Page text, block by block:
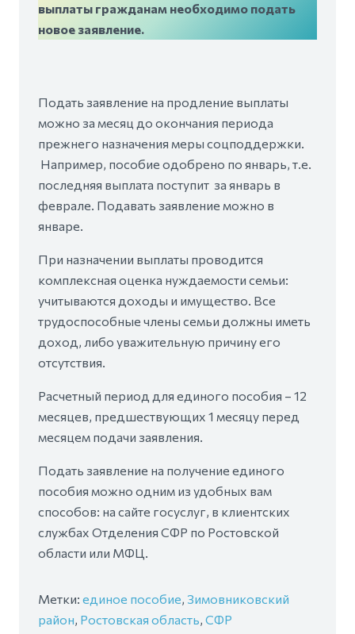
выплаты гражданам необходимо подать
новое заявление.
Подать заявление на продление выплаты
можно за месяц до окончания периода
прежнего назначения меры соцподдержки.
Например, пособие одобрено по январь, т.е.
последняя выплата поступит за январь в
феврале. Подавать заявление можно в
январе.
При назначении выплаты проводится
комплексная оценка нуждаемости семьи:
учитываются доходы и имущество. Все
трудоспособные члены семьи должны иметь
доход, либо уважительную причину его
отсутствия.
Расчетный период для единого пособия – 12
месяцев, предшествующих 1 месяцу перед
месяцем подачи заявления.
Подать заявление на получение единого
пособия можно одним из удобных вам
способов: на сайте госуслуг, в клиентских
службах Отделения СФР по Ростовской
области или МФЦ.
Метки: единое пособие, Зимовниковский
район, Ростовская область, СФР